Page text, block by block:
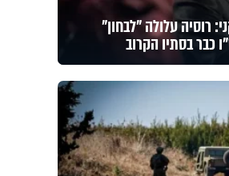
רוסיה עלולה "לבחון"
כבר בסתיו הקרוב